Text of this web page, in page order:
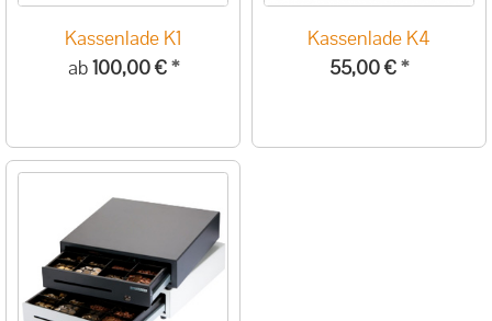
Kassenlade K1
ab100,00 €*
Kassenlade K4
55,00 €*